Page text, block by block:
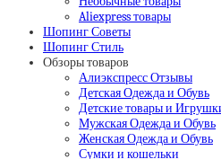
Aliexpress товары
Шопинг Советы
Шопинг Стиль
Обзоры товаров
Алиэкспресс Отзывы
Детская Одежда и Обувь
Детские товары и
Мужская Одежда и Обувь
Женская Одежда и Обувь
Сумки и кошельки